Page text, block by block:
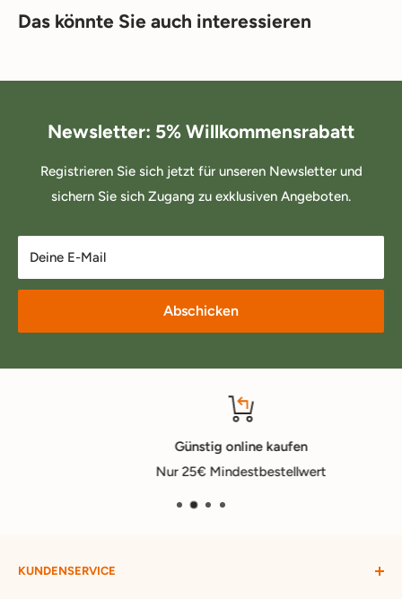
Das könnte Sie auch interessieren
Newsletter: 5% Willkommensrabatt
Registrieren Sie sich jetzt für unseren Newsletter und
sichern Sie sich Zugang zu exklusiven Angeboten.
Deine E-Mail
Abschicken
Günstig online kaufen
Nur 25€ Mindestbestellwert
KUNDENSERVICE